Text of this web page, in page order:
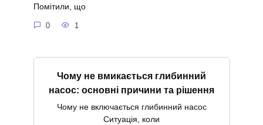
Помітили, що
0 1
Чому не вмикається глибинний
насос: основні причини та рішення
Чому не включається глибинний насос
Ситуація, коли